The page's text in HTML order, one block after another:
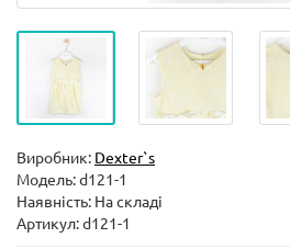
Виробник: Dexter`s
Модель:d121-1
Наявність: На складі
Артикул: d121-1